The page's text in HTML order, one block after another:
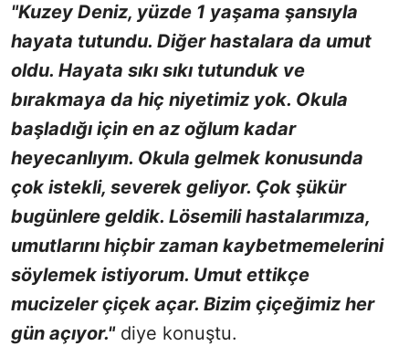
"Kuzey Deniz, yüzde 1 yaşama şansıyla
hayata tutundu. Diğer hastalara da umut
oldu. Hayata sıkı sıkı tutunduk ve
bırakmaya da hiç niyetimiz yok. Okula
başladığı için en az oğlum kadar
heyecanlıyım. Okula gelmek konusunda
çok istekli, severek geliyor. Çok şükür
bugünlere geldik. Lösemili hastalarımıza,
umutlarını hiçbir zaman kaybetmemelerini
söylemek istiyorum. Umut ettikçe
mucizeler çiçek açar. Bizim çiçeğimiz her
gün açıyor."diye konuştu.